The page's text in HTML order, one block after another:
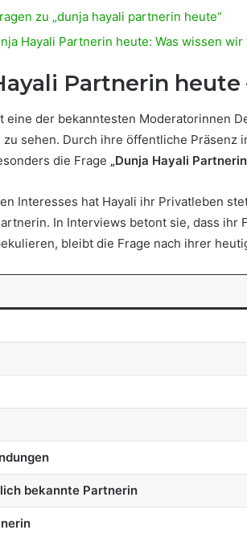
zu „dunja hayali partnerin heute“
Hayali Partnerin heute: Was wissen
Partnerin
eine der bekanntesten Moderatorinnen
zu sehen. Durch ihre öffentliche
die Frage „Dunja Hayali
Interesses hat Hayali ihr Privatleben
In Interviews betont sie, dass ihr
bleibt die Frage nach ihrer
bekannte Partnerin